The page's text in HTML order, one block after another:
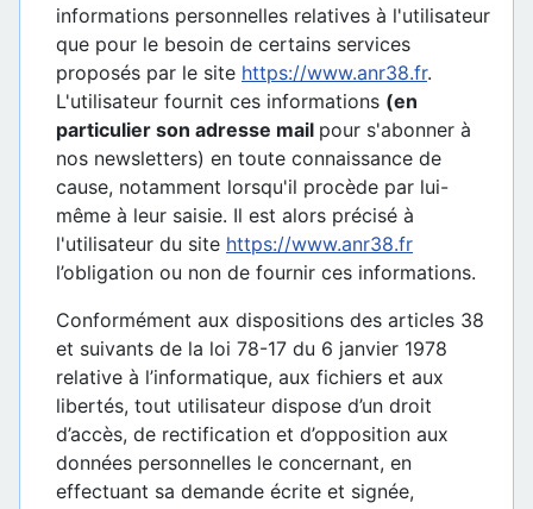
informations personnelles relatives à l'utilisateur
que pour le besoin de certains services
proposés par le site https://www.anr38.fr.
L'utilisateur fournit ces informations (en
particulier son adresse mail pour s'abonner à
nos newsletters) en toute connaissance de
cause, notamment lorsqu'il procède par lui-
même à leur saisie. Il est alors précisé à
l'utilisateur du site https://www.anr38.fr
l’obligation ou non de fournir ces informations.
Conformément aux dispositions des articles 38
et suivants de la loi 78-17 du 6 janvier 1978
relative à l’informatique, aux fichiers et aux
libertés, tout utilisateur dispose d’un droit
d’accès, de rectification et d’opposition aux
données personnelles le concernant, en
effectuant sa demande écrite et signée,